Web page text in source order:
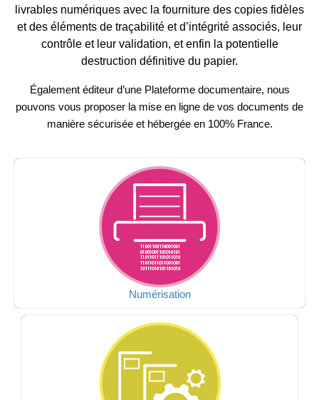
livrables numériques avec la fourniture des copies fidèles
et des éléments de traçabilité et d’intégrité associés, leur
contrôle et leur validation, et enfin la potentielle
destruction définitive du papier.
Également éditeur d’une Plateforme documentaire, nous
pouvons vous proposer la mise en ligne de vos documents de
manière sécurisée et hébergée en 100% France.
Numérisation